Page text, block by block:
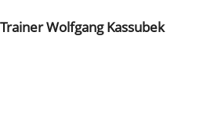
Wolfgang Kassubek